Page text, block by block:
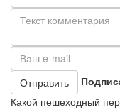
Отправить
Какой пешеходный